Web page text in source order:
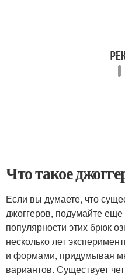
Что такое
Если вы думаете, что
джоггеров, подумайте
популярности этих брюк
несколько лет
и формами, придумывая
вариантов. Существует